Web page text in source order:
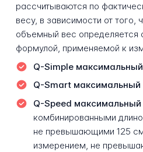
рассчитываются по
весу, в зависимости от того,
объемный вес определяется
формулой, применяемой к
Q-Simple
Q-Smart максимальный
Q-Speed максимальный
комбинированными
не превышающими 125
измерением, не